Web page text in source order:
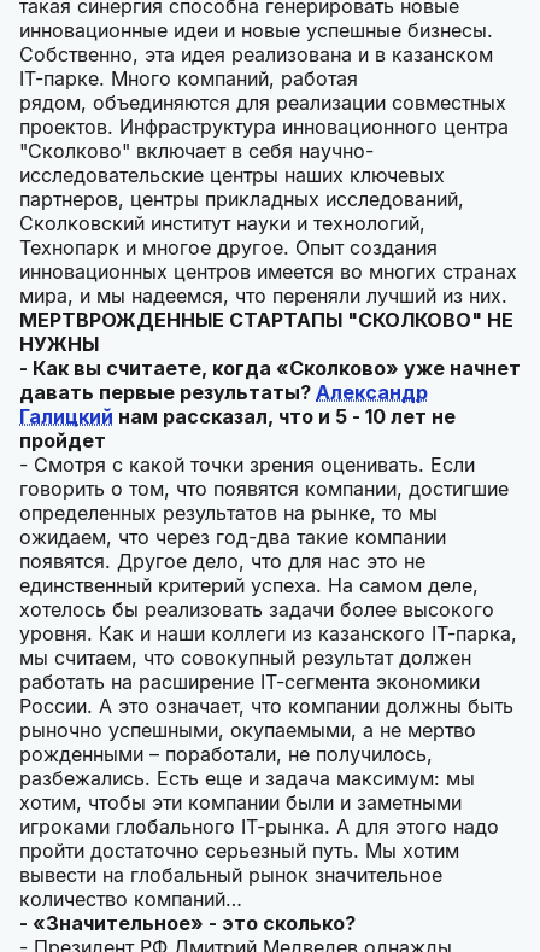
такая синергия способна генерировать новые
инновационные идеи и новые успешные бизнесы.
Собственно, эта идея реализована и в казанском
IT-парке. Много компаний, работая
рядом, объединяются для реализации совместных
проектов. Инфраструктура инновационного центра
"Сколково" включает в себя научно-
исследовательские центры наших ключевых
партнеров, центры прикладных исследований,
Сколковский институт науки и технологий,
Технопарк и многое другое. Опыт создания
инновационных центров имеется во многих странах
мира, и мы надеемся, что переняли лучший из них.
МЕРТВРОЖДЕННЫЕ СТАРТАПЫ "СКОЛКОВО" НЕ
НУЖНЫ
- Как вы считаете, когда «Сколково» уже начнет
давать первые результаты? Александр
Галицкий нам рассказал, что и 5 - 10 лет не
пройдет
- Смотря с какой точки зрения оценивать. Если
говорить о том, что появятся компании, достигшие
определенных результатов на рынке, то мы
ожидаем, что через год-два такие компании
появятся. Другое дело, что для нас это не
единственный критерий успеха. На самом деле,
хотелось бы реализовать задачи более высокого
уровня. Как и наши коллеги из казанского IT-парка,
мы считаем, что совокупный результат должен
работать на расширение IT-сегмента экономики
России. А это означает, что компании должны быть
рыночно успешными, окупаемыми, а не мертво
рожденными – поработали, не получилось,
разбежались. Есть еще и задача максимум: мы
хотим, чтобы эти компании были и заметными
игроками глобального IT-рынка. А для этого надо
пройти достаточно серьезный путь. Мы хотим
вывести на глобальный рынок значительное
количество компаний…
- «Значительное» - это сколько?
- Президент РФ Дмитрий Медведев однажды